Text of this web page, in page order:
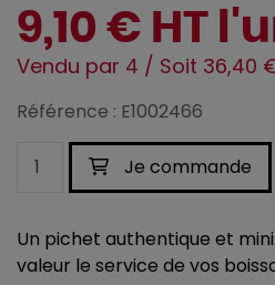
9,10 € HT
Vendu par 4 / Soit 36,40
Référence : E1002466
Je commande
Un pichet authentique et
valeur le service de vos